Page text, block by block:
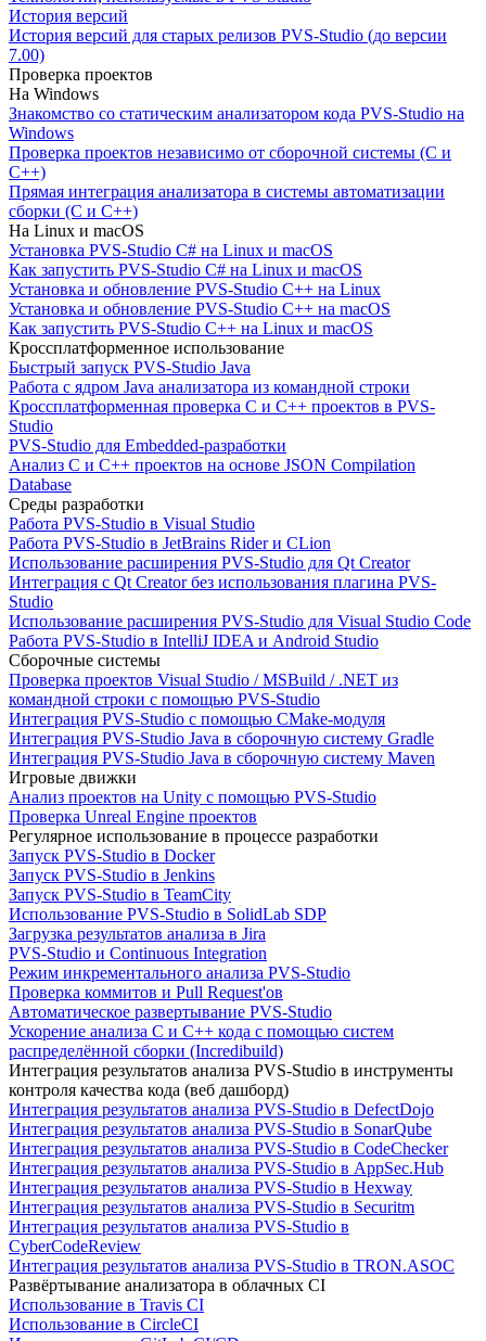
История версий
История версий для старых релизов PVS-Studio (до версии
7.00)
Проверка проектов
На Windows
Знакомство со статическим анализатором кода PVS-Studio на
Windows
Проверка проектов независимо от сборочной системы (C и
C++)
Прямая интеграция анализатора в системы автоматизации
сборки (C и C++)
На Linux и macOS
Установка PVS-Studio C# на Linux и macOS
Как запустить PVS-Studio C# на Linux и macOS
Установка и обновление PVS-Studio C++ на Linux
Установка и обновление PVS-Studio C++ на macOS
Как запустить PVS-Studio C++ на Linux и macOS
Кроссплатформенное использование
Быстрый запуск PVS-Studio Java
Работа с ядром Java анализатора из командной строки
Кроссплатформенная проверка C и C++ проектов в PVS-
Studio
PVS-Studio для Embedded-разработки
Анализ C и C++ проектов на основе JSON Compilation
Database
Среды разработки
Работа PVS-Studio в Visual Studio
Работа PVS-Studio в JetBrains Rider и CLion
Использование расширения PVS-Studio для Qt Creator
Интеграция с Qt Creator без использования плагина PVS-
Studio
Использование расширения PVS-Studio для Visual Studio Code
Работа PVS-Studio в IntelliJ IDEA и Android Studio
Сборочные системы
Проверка проектов Visual Studio / MSBuild / .NET из
командной строки с помощью PVS-Studio
Интеграция PVS-Studio с помощью CMake-модуля
Интеграция PVS-Studio Java в сборочную систему Gradle
Интеграция PVS-Studio Java в сборочную систему Maven
Игровые движки
Анализ проектов на Unity с помощью PVS-Studio
Проверка Unreal Engine проектов
Регулярное использование в процессе разработки
Запуск PVS-Studio в Docker
Запуск PVS-Studio в Jenkins
Запуск PVS-Studio в TeamCity
Использование PVS-Studio в SolidLab SDP
Загрузка результатов анализа в Jira
PVS-Studio и Continuous Integration
Режим инкрементального анализа PVS-Studio
Проверка коммитов и Pull Request'ов
Автоматическое развертывание PVS-Studio
Ускорение анализа C и C++ кода с помощью систем
распределённой сборки (Incredibuild)
Интеграция результатов анализа PVS-Studio в инструменты
контроля качества кода (веб дашборд)
Интеграция результатов анализа PVS-Studio в DefectDojo
Интеграция результатов анализа PVS-Studio в SonarQube
Интеграция результатов анализа PVS-Studio в CodeChecker
Интеграция результатов анализа PVS-Studio в AppSec.Hub
Интеграция результатов анализа PVS-Studio в Hexway
Интеграция результатов анализа PVS-Studio в Securitm
Интеграция результатов анализа PVS-Studio в
CyberCodeReview
Интеграция результатов анализа PVS-Studio в TRON.ASOC
Развёртывание анализатора в облачных CI
Использование в Travis CI
Использование в CircleCI